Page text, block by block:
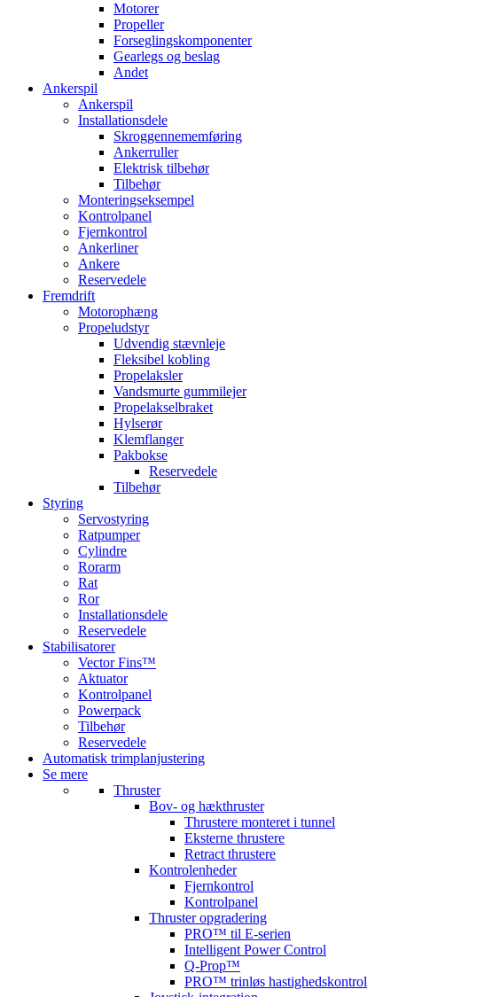
Motorer
Propeller
Forseglingskomponenter
Gearlegs og beslag
Andet
Ankerspil
Ankerspil
Installationsdele
Skroggennememføring
Ankerruller
Elektrisk tilbehør
Tilbehør
Monteringseksempel
Kontrolpanel
Fjernkontrol
Ankerliner
Ankere
Reservedele
Fremdrift
Motorophæng
Propeludstyr
Udvendig stævnleje
Fleksibel kobling
Propelaksler
Vandsmurte gummilejer
Propelakselbraket
Hylserør
Klemflanger
Pakbokse
Reservedele
Tilbehør
Styring
Servostyring
Ratpumper
Cylindre
Rorarm
Rat
Ror
Installationsdele
Reservedele
Stabilisatorer
Vector Fins™
Aktuator
Kontrolpanel
Powerpack
Tilbehør
Reservedele
Automatisk trimplanjustering
Se mere
Thruster
Bov- og hækthruster
Thrustere monteret i tunnel
Eksterne thrustere
Retract thrustere
Kontrolenheder
Fjernkontrol
Kontrolpanel
Thruster opgradering
PRO™ til E-serien
Intelligent Power Control
Q-Prop™
PRO™ trinløs hastighedskontrol